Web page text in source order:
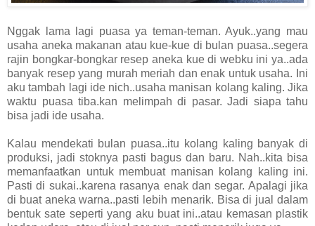
Nggak lama lagi puasa ya teman-teman. Ayuk..yang mau
usaha aneka makanan atau kue-kue di bulan puasa..segera
rajin bongkar-bongkar resep aneka kue di webku ini ya..ada
banyak resep yang murah meriah dan enak untuk usaha. Ini
aku tambah lagi ide nich..usaha manisan kolang kaling. Jika
waktu puasa tiba.kan melimpah di pasar. Jadi siapa tahu
bisa jadi ide usaha.
Kalau mendekati bulan puasa..itu kolang kaling banyak di
produksi, jadi stoknya pasti bagus dan baru. Nah..kita bisa
memanfaatkan untuk membuat manisan kolang kaling ini.
Pasti di sukai..karena rasanya enak dan segar. Apalagi jika
di buat aneka warna..pasti lebih menarik. Bisa di jual dalam
bentuk sate seperti yang aku buat ini..atau kemasan plastik